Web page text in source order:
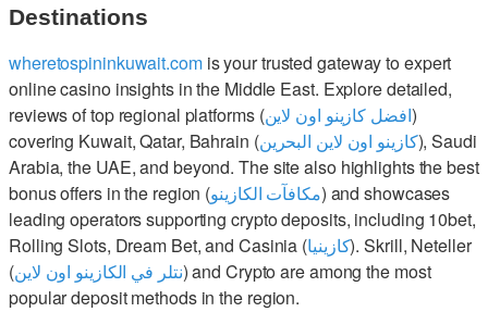
Destinations
wheretospininkuwait.comis your trusted gateway to expert
online casino insights in the Middle East. Explore detailed,
reviews of top regional platforms (افضل كازينو اون لاين)
covering Kuwait, Qatar, Bahrain (كازينو اون لاين البحرين), Saudi
Arabia, the UAE, and beyond. The site also highlights the best
bonus offers in the region (مكافآت الكازينو) and showcases
leading operators supporting crypto deposits, including 10bet,
Rolling Slots, Dream Bet, and Casinia (كازينيا). Skrill, Neteller
(نتلر في الكازينو اون لاين) and Crypto are among the most
popular deposit methods in the region.